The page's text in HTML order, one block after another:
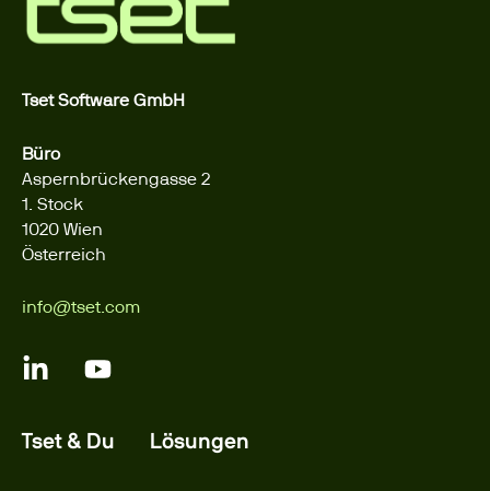
Tset Software GmbH
Büro
Aspernbrückengasse 2
1. Stock
1020 Wien
Österreich
info@tset.com
Tset & Du Lösungen